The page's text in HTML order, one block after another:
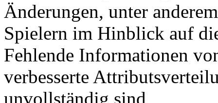
Änderungen, unter
Spielern im Hinblick auf
Fehlende Informationen
verbesserte
unvollständig sind